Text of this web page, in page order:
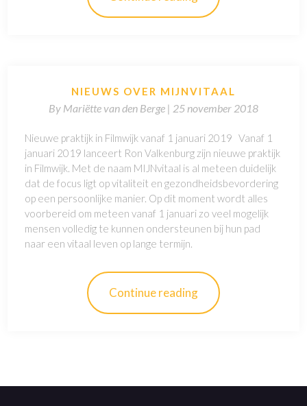
NIEUWS OVER MIJNVITAAL
By Mariëtte van den Berge | 25 november 2018
Nieuwe praktijk in Filmwijk vanaf 1 januari 2019 Vanaf 1
januari 2019 lanceert Ron Valkenburg zijn nieuwe praktijk
in Filmwijk. Met de naam MIJNvitaal is al meteen duidelijk
dat de focus ligt op vitaliteit en gezondheidsbevordering
op een persoonlijke manier. Op dit moment wordt alles
voorbereid om meteen vanaf 1 januari zo veel mogelijk
mensen volledig te kunnen ondersteunen bij hun pad
naar een vitaal leven op lange termijn.
Continue reading